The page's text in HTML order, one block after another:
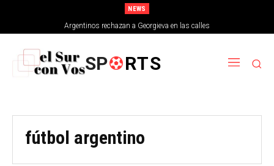
NEWS
Argentinos rechazan a Georgieva en las calles
SP RTS
fútbol argentino